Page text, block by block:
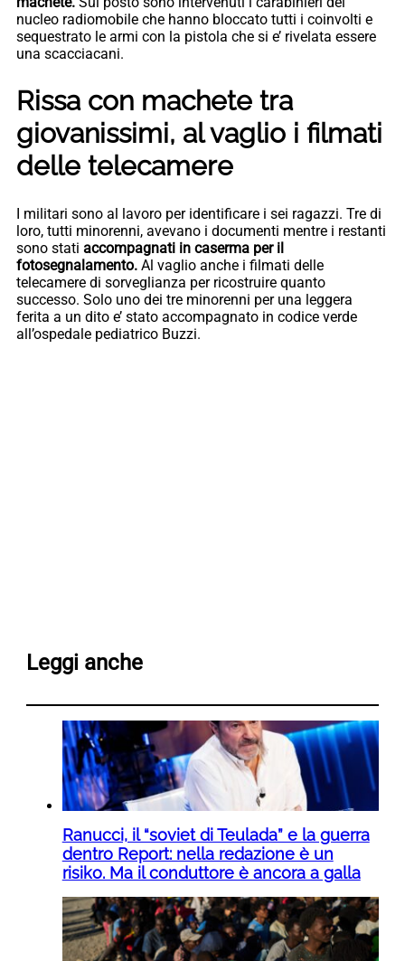
nucleo radiomobile che hanno bloccato tutti i coinvolti e
sequestrato le armi con la pistola che si e’ rivelata essere
una scacciacani.
Rissa con machete tra
giovanissimi, al vaglio i filmati
delle telecamere
I militari sono al lavoro per identificare i sei ragazzi. Tre di
loro, tutti minorenni, avevano i documenti mentre i restanti
sono stati accompagnati in caserma per il
fotosegnalamento. Al vaglio anche i filmati delle
telecamere di sorveglianza per ricostruire quanto
successo. Solo uno dei tre minorenni per una leggera
ferita a un dito e’ stato accompagnato in codice verde
all’ospedale pediatrico Buzzi.
Leggi anche
Ranucci, il “soviet di Teulada” e la guerra
dentro Report: nella redazione è un
risiko. Ma il conduttore è ancora a galla